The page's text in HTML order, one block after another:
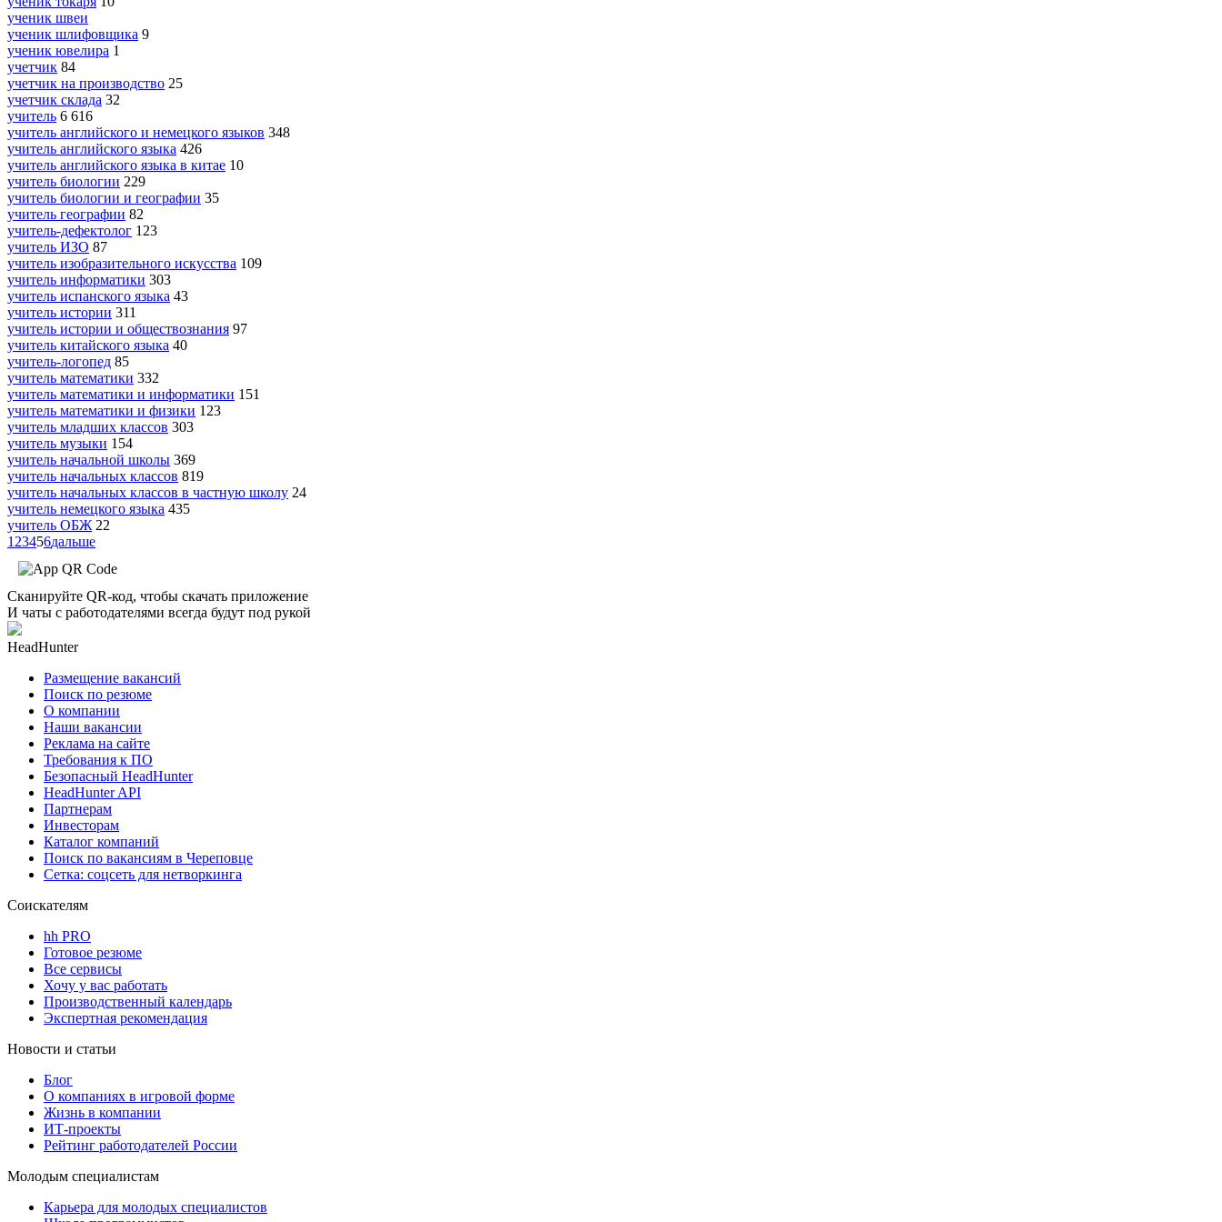
ученик швеи
ученик шлифовщика 9
ученик ювелира 1
учетчик 84
учетчик на производство 25
учетчик склада 32
учитель 6 616
учитель английского и немецкого языков 348
учитель английского языка 426
учитель английского языка в китае 10
учитель биологии 229
учитель биологии и географии 35
учитель географии 82
учитель-дефектолог 123
учитель ИЗО 87
учитель изобразительного искусства 109
учитель информатики 303
учитель испанского языка 43
учитель истории 311
учитель истории и обществознания 97
учитель китайского языка 40
учитель-логопед 85
учитель математики 332
учитель математики и информатики 151
учитель математики и физики 123
учитель младших классов 303
учитель музыки 154
учитель начальной школы 369
учитель начальных классов 819
учитель начальных классов в частную школу 24
учитель немецкого языка 435
учитель ОБЖ 22
1 23456дальше
Сканируйте QR-код, чтобы скачать приложение
И чаты с работодателями всегда будут под рукой
HeadHunter
Размещение вакансий
Поиск по резюме
О компании
Наши вакансии
Реклама на сайте
Требования к ПО
Безопасный HeadHunter
HeadHunter API
Партнерам
Инвесторам
Каталог компаний
Поиск по вакансиям в Череповце
Сетка: соцсеть для нетворкинга
Соискателям
hh PRO
Готовое резюме
Все сервисы
Хочу у вас работать
Производственный календарь
Экспертная рекомендация
Новости и статьи
Блог
О компаниях в игровой форме
Жизнь в компании
ИТ-проекты
Рейтинг работодателей России
Молодым специалистам
Карьера для молодых специалистов